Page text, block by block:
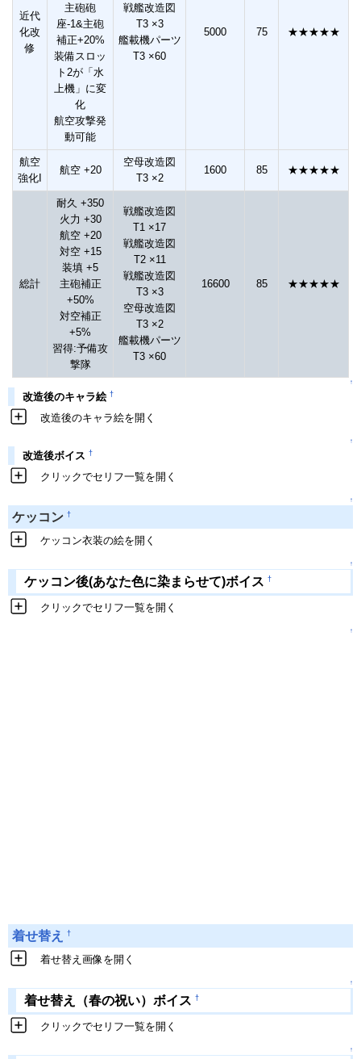
総計
耐久 +350
火力 +30
航空 +20
対空 +15
装填 +5
主砲補正
+50%
対空補正
+5%
習得:予備攻
撃隊
戦艦改造図
T1 ×17
戦艦改造図
T2 ×11
戦艦改造図
T3 ×3
空母改造図
T3 ×2
艦載機パーツ
T3 ×60
16600 85 ★★★★★
近代
化改
修
主砲砲
座-1&主砲
補正+20%
装備スロッ
ト2が「水
上機」に変
化
航空攻撃発
動可能
戦艦改造図
T3 ×3
艦載機パーツ
T3 ×60
5000 75 ★★★★★
航空
強化I
航空 +20
空母改造図
T3 ×2
1600 85 ★★★★★
↑
改造後のキャラ絵 †
改造後のキャラ絵を開く
↑
改造後ボイス †
クリックでセリフ一覧を開く
↑
ケッコン †
ケッコン衣装の絵を開く
↑
ケッコン後(あなた色に染まらせて)ボイス †
クリックでセリフ一覧を開く
↑
着せ替え †
着せ替え画像を開く
↑
着せ替え（春の祝い）ボイス †
クリックでセリフ一覧を開く
↑